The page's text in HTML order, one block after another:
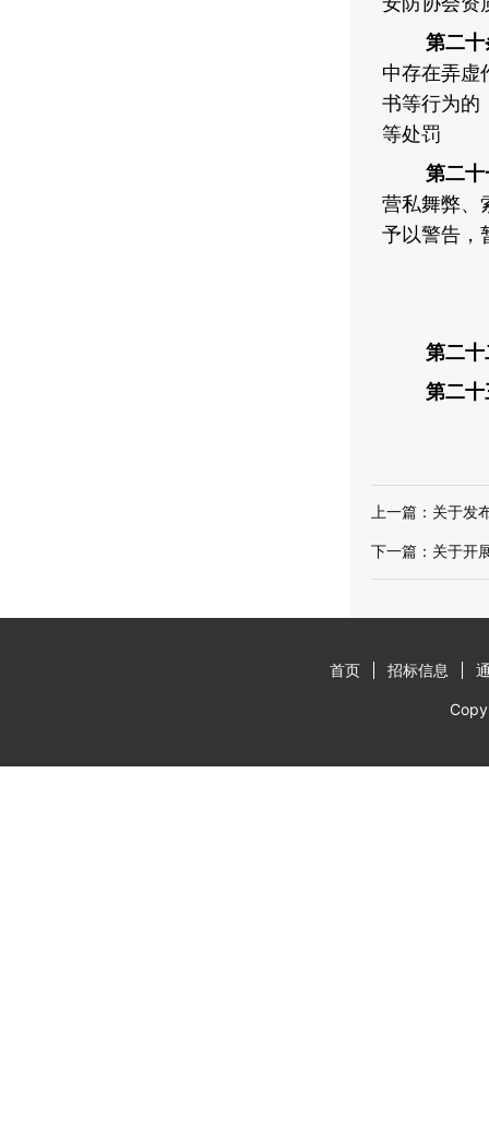
第二十
中存在弄虚
书等行为的
等处罚
第二十
营私舞弊、
予以警告，
第二十
第二十
上一篇： 关于发
下一篇： 关于开
首页 招标信息